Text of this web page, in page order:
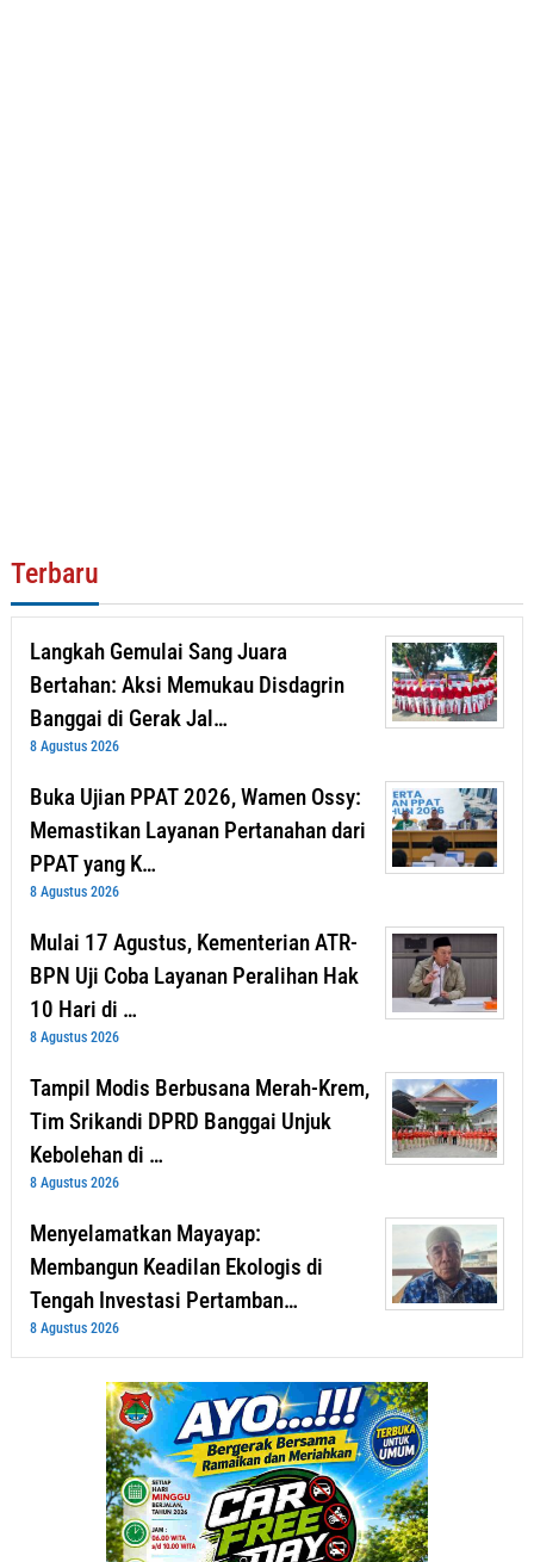
Terbaru
Langkah Gemulai Sang Juara
Bertahan: Aksi Memukau Disdagrin
Banggai di Gerak Jal…
8 Agustus 2026
Buka Ujian PPAT 2026, Wamen Ossy:
Memastikan Layanan Pertanahan dari
PPAT yang K…
8 Agustus 2026
Mulai 17 Agustus, Kementerian ATR-
BPN Uji Coba Layanan Peralihan Hak
10 Hari di …
8 Agustus 2026
Tampil Modis Berbusana Merah-Krem,
Tim Srikandi DPRD Banggai Unjuk
Kebolehan di …
8 Agustus 2026
Menyelamatkan Mayayap:
Membangun Keadilan Ekologis di
Tengah Investasi Pertamban…
8 Agustus 2026